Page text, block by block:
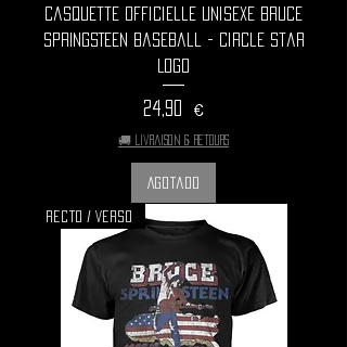
Casquette Officielle Unisexe BRUCE
SPRINGSTEEN Baseball - Circle Star
Logo
Precio
24,90 €
🚚 Livraison & retours
Agotado
Recto / Verso